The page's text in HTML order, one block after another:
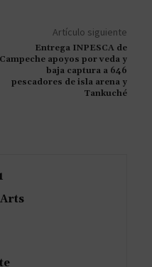
Artículo siguiente
Entrega INPESCA de
Campeche apoyos por veda y
baja captura a 646
pescadores de isla arena y
Tankuché